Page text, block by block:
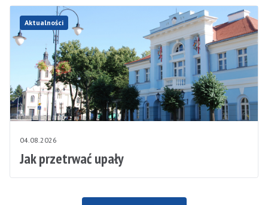
Aktualności
04.08.2026
Jak przetrwać upały